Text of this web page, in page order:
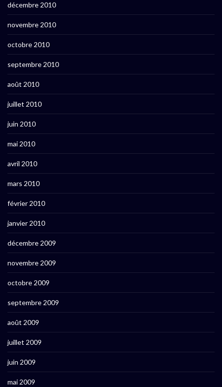
décembre 2010
novembre 2010
octobre 2010
septembre 2010
août 2010
juillet 2010
juin 2010
mai 2010
avril 2010
mars 2010
février 2010
janvier 2010
décembre 2009
novembre 2009
octobre 2009
septembre 2009
août 2009
juillet 2009
juin 2009
mai 2009